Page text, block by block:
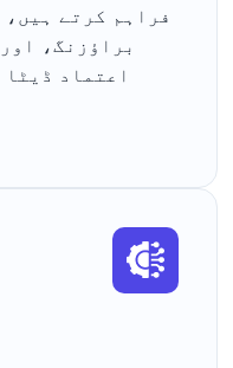
فراہم کرتے
براؤزنگ،
اعتماد